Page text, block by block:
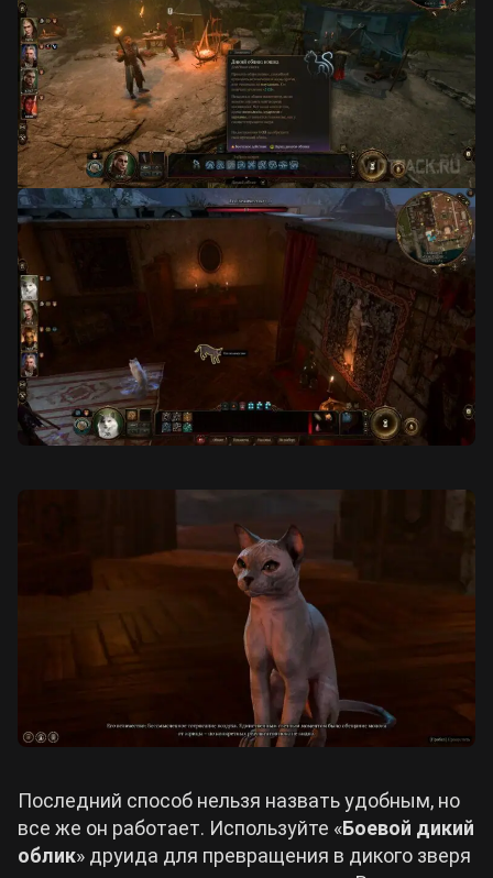
Последний способ нельзя назвать удобным, но
все же он работает. Используйте «Боевой дикий
облик» друида для превращения в дикого зверя